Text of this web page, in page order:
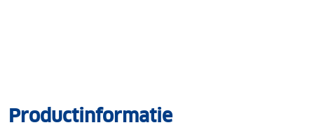
Productinformatie